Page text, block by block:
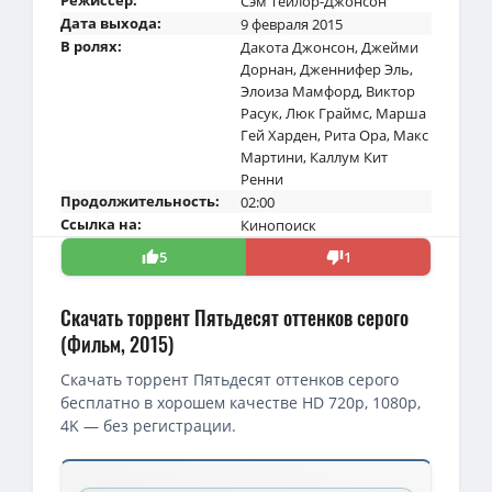
Дата выхода:
9 февраля 2015
В ролях:
Дакота Джонсон,Джейми
Дорнан,Дженнифер Эль,
Элоиза Мамфорд, Виктор
Расук,Люк Граймс, Марша
Гей Харден, Рита Ора, Макс
Мартини, Каллум Кит
Ренни
Продолжительность:
02:00
Ссылка на:
Кинопоиск
5
1
Скачать торрент Пятьдесят оттенков серого
(Фильм, 2015)
Скачать торрент Пятьдесят оттенков серого
бесплатно в хорошем качестве HD 720p, 1080p,
4K — без регистрации.
Скачать торрент — Пятьдесят оттенков серого / Fifty Shades